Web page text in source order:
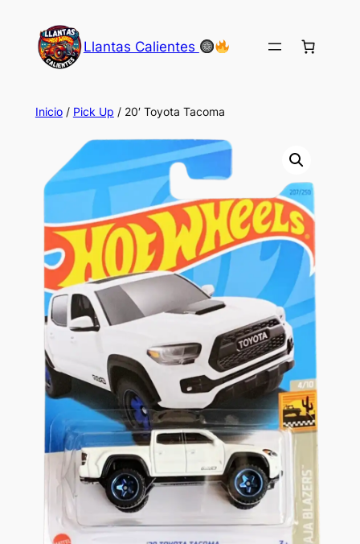
contenido
Llantas Calientes
Inicio/ Pick Up / 20′ Toyota Tacoma